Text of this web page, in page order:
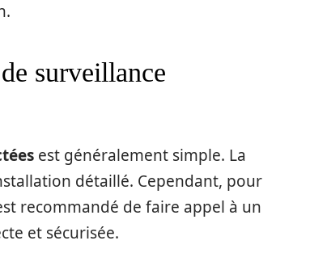
surveillance
est généralement simple. La
détaillé. Cependant, pour
recommandé de faire appel à un
et sécurisée.